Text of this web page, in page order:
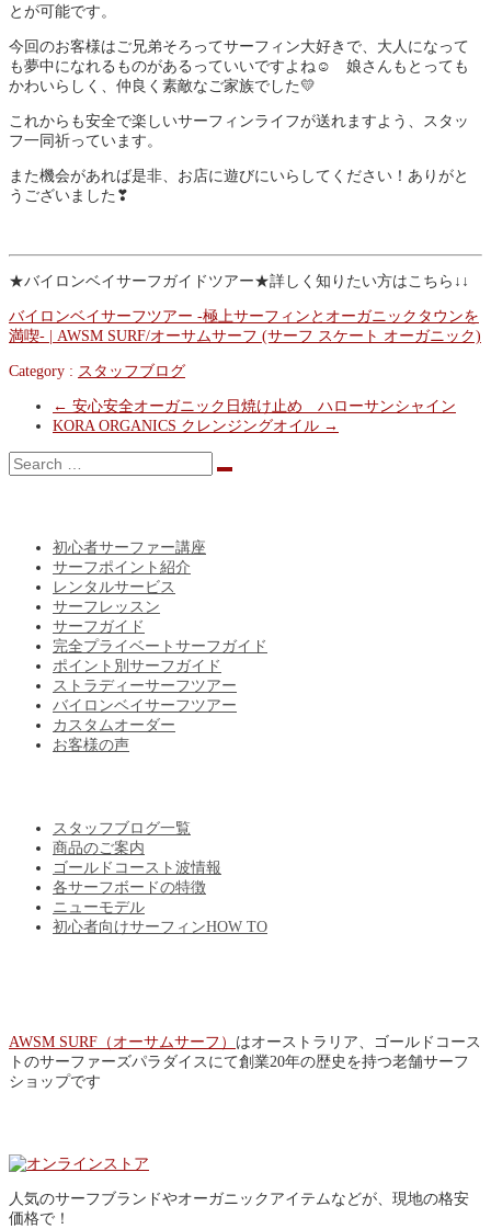
とが可能です。
今回のお客様はご兄弟そろってサーフィン大好きで、大人になって
も夢中になれるものがあるっていいですよね☺ 娘さんもとっても
かわいらしく、仲良く素敵なご家族でした💛
これからも安全で楽しいサーフィンライフが送れますよう、スタッ
フ一同祈っています。
また機会があれば是非、お店に遊びにいらしてください！ありがと
うございました❣
★バイロンベイサーフガイドツアー★詳しく知りたい方はこちら↓↓
バイロンベイサーフツアー -極上サーフィンとオーガニックタウンを
満喫- | AWSM SURF/オーサムサーフ (サーフ スケート オーガニック)
Category : スタッフブログ
← 安心安全オーガニック日焼け止め ハローサンシャイン
KORA ORGANICS クレンジングオイル →
初心者サーファー講座
サーフポイント紹介
レンタルサービス
サーフレッスン
サーフガイド
完全プライベートサーフガイド
ポイント別サーフガイド
ストラディーサーフツアー
バイロンベイサーフツアー
カスタムオーダー
お客様の声
スタッフブログ一覧
商品のご案内
ゴールドコースト波情報
各サーフボードの特徴
ニューモデル
初心者向けサーフィンHOW TO
AWSM SURF（オーサムサーフ） はオーストラリア、ゴールドコース
トのサーファーズパラダイスにて創業20年の歴史を持つ老舗サーフ
ショップです
人気のサーフブランドやオーガニックアイテムなどが、現地の格安
価格で！